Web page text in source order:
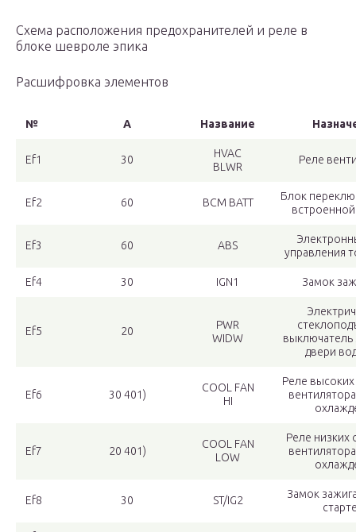
Схема расположения предохранителей и реле в
блоке шевроле эпика
Расшифровка элементов
№ А Название
Ef1 30
HVAC
BLWR
Реле
Ef2 60 BCM BATT
Блок
Ef3 60 ABS
управления
Ef4 30 IGN1 Замок
Ef5 20
PWR
WIDW
выключатель
двери
Ef6 30 401)
COOL FAN
HI
Реле
Ef7 20 401)
COOL FAN
LOW
Реле низких
Ef8 30 ST/IG2
Замок